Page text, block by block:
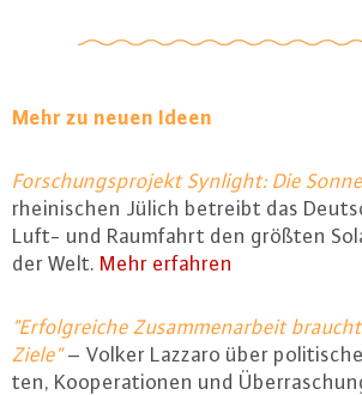
Mehr zu neuen Ideen
For­schungs­pro­jekt Synlight: Die
rhei­ni­schen Jülich betreibt das
Luft- und Raumfahrt den größten
der Welt. Mehr erfahren
"Er­folg­rei­che Zu­sam­men­ar­beit
Ziele" – Volker Lazzaro über
ten, Ko­ope­ra­tio­nen und